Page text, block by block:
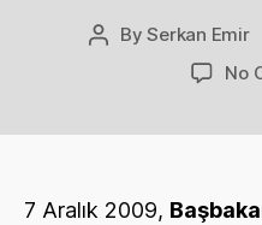
PostBySerkan Emir
No
7 Aralık 2009,